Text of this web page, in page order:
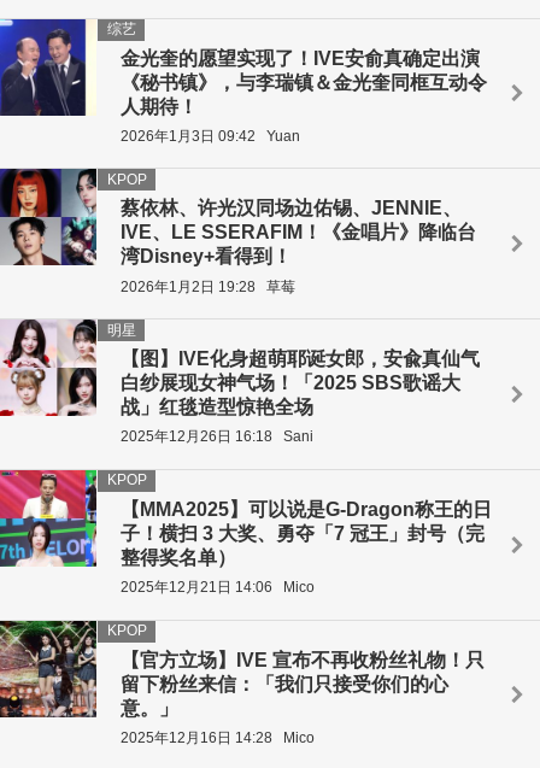
金光奎的愿望实现了！IVE安俞真确定出演
《秘书镇》，与李瑞镇＆金光奎同框互动令
人期待！
综艺
2026年1月3日 09:42 Yuan
蔡依林、许光汉同场边佑锡、JENNIE、
IVE、LE SSERAFIM！《金唱片》降临台
湾Disney+看得到！
KPOP
2026年1月2日 19:28 草莓
【图】IVE化身超萌耶诞女郎，安兪真仙气
白纱展现女神气场！「2025 SBS歌谣大
战」红毯造型惊艳全场
明星
2025年12月26日 16:18 Sani
【MMA2025】可以说是G-Dragon称王的日
子！横扫 3 大奖、勇夺「7 冠王」封号（完
整得奖名单）
KPOP
2025年12月21日 14:06 Mico
【官方立场】IVE 宣布不再收粉丝礼物！只
留下粉丝来信：「我们只接受你们的心
意。」
KPOP
2025年12月16日 14:28 Mico